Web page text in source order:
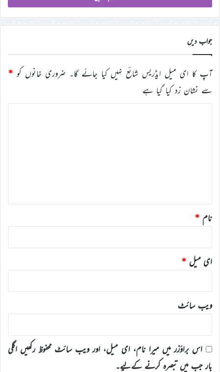
ڈی
درج
کریں
جواب دیں
آپ کا ای میل ایڈریس شائع نہیں کیا جائے گا۔ ضروری خانوں کو *
سے نشان زد کیا گیا ہے
نام *
ای میل *
ویب‌ سائٹ
اس براؤزر میں میرا نام، ای میل، اور ویب سائٹ محفوظ رکھیں اگلی
بار جب میں تبصرہ کرنے کےلیے۔